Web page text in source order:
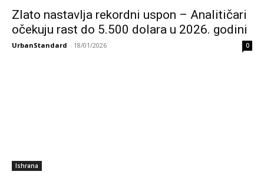
Zlato nastavlja rekordni uspon – Analitičari
očekuju rast do 5.500 dolara u 2026. godini
UrbanStandard - 18/01/2026 0
Ishrana